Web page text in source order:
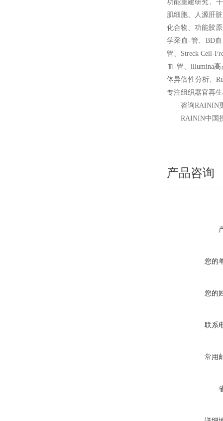
功能重建研究、
肌细胞、人源肝
化合物、功能胶
学采血-管、BD血
管、Streck Cell-
血-管、illumina
体异倍性分析、
专注组织器官再
咨询RAININ
RAININ中国
产品咨询
您的
您的
联系
常用